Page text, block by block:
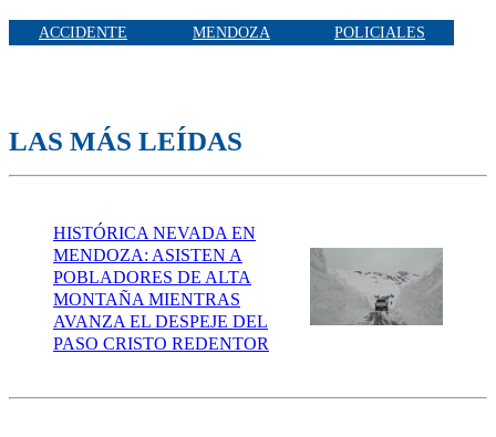
ACCIDENTE MENDOZA POLICIALES
LAS MÁS LEÍDAS
HISTÓRICA NEVADA EN
MENDOZA: ASISTEN A
POBLADORES DE ALTA
MONTAÑA MIENTRAS
AVANZA EL DESPEJE DEL
PASO CRISTO REDENTOR